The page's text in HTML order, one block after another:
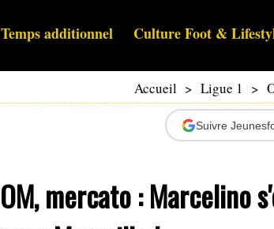
Temps additionnel Culture Foot &
Accueil > Ligue 1 >
Suivre
OM, mercato : Marcelino